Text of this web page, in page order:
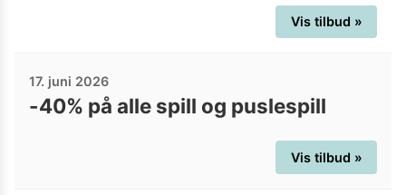
Vis tilbud »
17. juni 2026
-40% på alle spill og puslespill
Vis tilbud »